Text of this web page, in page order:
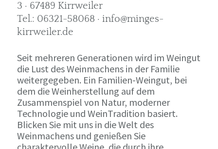
3 · 67489 Kirrweiler
Tel.: 06321-58068 · info@minges-
kirrweiler.de
Seit mehreren Generationen wird im Weingut
die Lust des Weinmachens in der Familie
weitergegeben. Ein Familien-Weingut, bei
dem die Weinherstellung auf dem
Zusammenspiel von Natur, moderner
Technologie und WeinTradition basiert.
Blicken Sie mit uns in die Welt des
Weinmachens und genießen Sie